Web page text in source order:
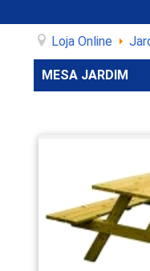
Loja Online
MESA JARDIM